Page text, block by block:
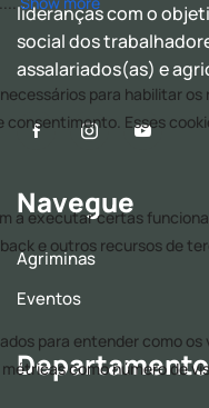
lideranças com o
social dos
assalariados(as) e
Navegue
Agriminas
Eventos